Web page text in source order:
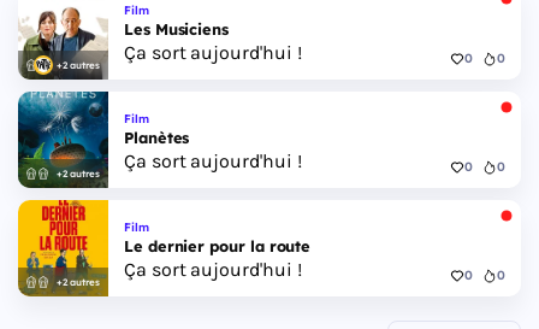
+2 autres
Film
Les Musiciens
Ça sort aujourd'hui ! 0 0
+2 autres
Film
Planètes
Ça sort aujourd'hui ! 0 0
+2 autres
Film
Le dernier pour la route
Ça sort aujourd'hui ! 0 0